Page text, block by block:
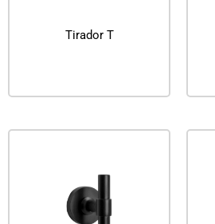
Tirador T